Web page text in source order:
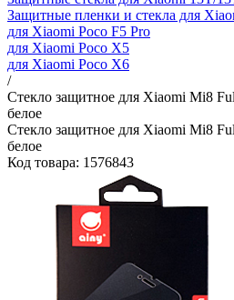
Защитные пленки и стекла для
для Xiaomi Poco F5 Pro
для Xiaomi Poco X5
для Xiaomi Poco X6
/
Стекло защитное для Xiaomi Mi8
белое
Стекло защитное для Xiaomi Mi8
белое
Код товара: 1576843